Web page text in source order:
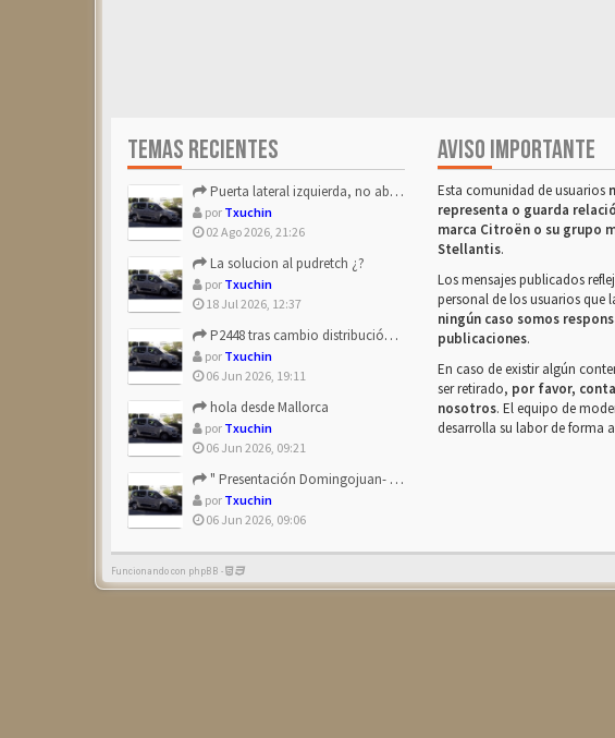
TEMAS RECIENTES
Puerta lateral izquierda, no abre después de repostar.
por Txuchin
02 Ago 2026, 21:26
La solucion al pudretch ¿?
por Txuchin
18 Jul 2026, 12:37
P2448 tras cambio distribución + tapas árbol levas
por Txuchin
06 Jun 2026, 19:11
hola desde Mallorca
por Txuchin
06 Jun 2026, 09:21
" Presentación Domingojuan- Berlingo Multiespace Blue ...
por Txuchin
06 Jun 2026, 09:06
AVISO IMPORTANTE
Esta comunidad de usuarios
representa o guarda
marca Citroën o su grupo
Stellantis.
Los mensajes publicados
personal de los usuarios que
ningún caso somos
publicaciones.
En caso de existir algún
ser retirado, por favor,
nosotros. El equipo de
desarrolla su labor de forma
Funcionando con phpBB -